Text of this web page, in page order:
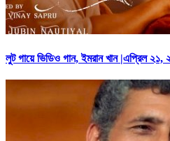
লুট গায়ে ভিডিও গান, ইমরান খান |এপ্রিল